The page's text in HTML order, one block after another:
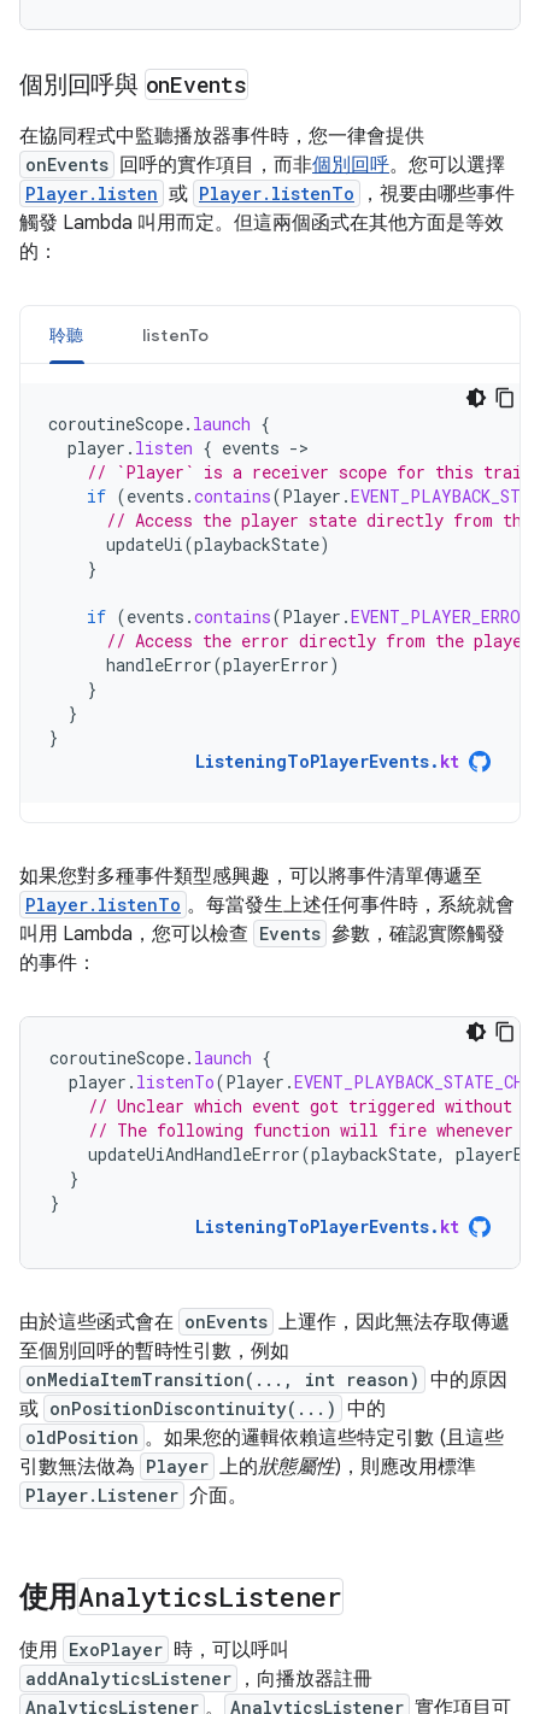
個別回呼與 onEvents
在協同程式中監聽播放器事件時，您一律會提供
onEvents 回呼的實作項目，而非個別回呼。您可以選擇
Player.listen 或 Player.listenTo
，視要由哪些事件
觸發 Lambda 叫用而定。但這兩個函式在其他方面是等效
的：
聆聽 listenTo
coroutineScope. launch {
player . listen { events -
// `Player` is a receiver scope for this
if (events .contains(Player .
// Access the player state directly from the
updateUi(playbackState)
}
if (events .contains(Player .EVENT_PLAYER_ERROR
// Access the error directly from the player
handleError(playerError)
}
}
}
ListeningToPlayerEvents. kt
如果您對多種事件類型感興趣，可以將事件清單傳遞至
Player.listenTo 。每當發生上述任何事件時，系統就會
叫用 Lambda，您可以檢查 Events 參數，確認實際觸發
的事件：
coroutineScope. launch {
player . listenTo(Player .
// Unclear which event got triggered without
// The following function will fire whenever
updateUiAndHandleError(playbackState,
}
}
ListeningToPlayerEvents. kt
由於這些函式會在 onEvents 上運作，因此無法存取傳遞
至個別回呼的暫時性引數，例如
onMediaItemTransition(..., int reason) 中的原因
或 onPositionDiscontinuity(...) 中的
oldPosition 。如果您的邏輯依賴這些特定引數 (且這些
引數無法做為 Player 上的狀態屬性)，則應改用標準
Player.Listener 介面。
使用AnalyticsListener
使用 ExoPlayer 時，可以呼叫
addAnalyticsListener ，向播放器註冊
AnalyticsListener 。 AnalyticsListener 實作項目可